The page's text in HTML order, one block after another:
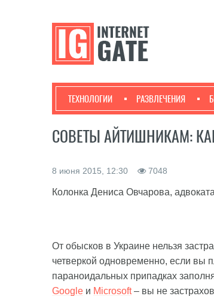
ТЕХНОЛОГИИ РАЗВЛЕЧЕНИЯ
СОВЕТЫ АЙТИШНИКАМ:
8 июня 2015, 12:30 7048
Колонка Дениса Овчарова,
От обысков в Украине нельзя
четверкой одновременно, если вы
параноидальных припадках
Google и Microsoft– вы не